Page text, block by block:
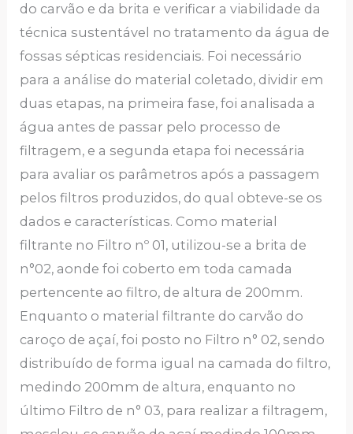
do carvão e da brita e verificar a viabilidade da
técnica sustentável no tratamento da água de
fossas sépticas residenciais. Foi necessário
para a análise do material coletado, dividir em
duas etapas, na primeira fase, foi analisada a
água antes de passar pelo processo de
filtragem, e a segunda etapa foi necessária
para avaliar os parâmetros após a passagem
pelos filtros produzidos, do qual obteve-se os
dados e características. Como material
filtrante no Filtro nº 01, utilizou-se a brita de
n°02, aonde foi coberto em toda camada
pertencente ao filtro, de altura de 200mm.
Enquanto o material filtrante do carvão do
caroço de açaí, foi posto no Filtro n° 02, sendo
distribuído de forma igual na camada do filtro,
medindo 200mm de altura, enquanto no
último Filtro de n° 03, para realizar a filtragem,